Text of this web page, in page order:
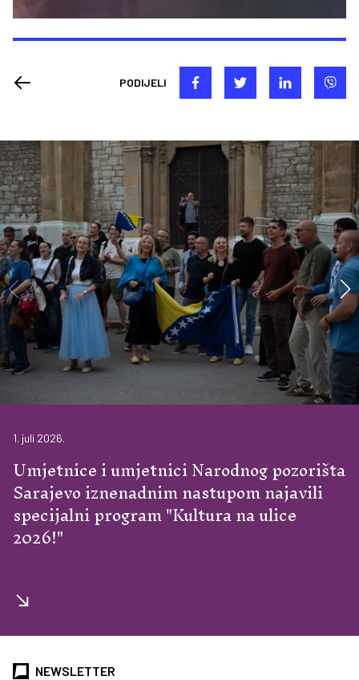
PODIJELI
1. juli 2026.
Umjetnice i umjetnici Narodnog pozorišta
Sarajevo iznenadnim nastupom najavili
specijalni program "Kultura na ulice
2026!"
NEWSLETTER